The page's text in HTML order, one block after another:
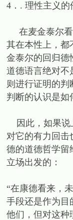
4．. 理性主义
在麦金泰尔看
其在本性上，都
金泰尔的回归德
道德语言绝对不
则进行证明的
判断的认识是如
因此，如果说
对它的有力回
德的道德哲学留
立场出发的：
“在康德看来，
手段还是作为目
他们，但对这种